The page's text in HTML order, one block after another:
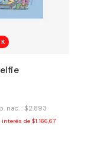
nac. : $2.893
de $1.166,67